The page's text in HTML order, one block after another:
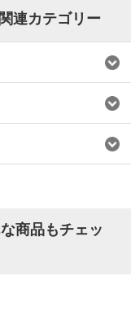
連カテゴリー
商品もチェッ